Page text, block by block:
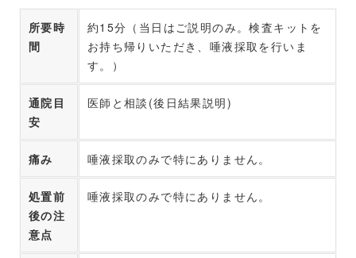
所要時
間
約15分（当日はご説明のみ。検査キットを
お持ち帰りいただき、唾液採取を行いま
す。）
通院目
安
医師と相談(後日結果説明)
痛み 唾液採取のみで特にありません。
処置前
後の注
意点
唾液採取のみで特にありません。